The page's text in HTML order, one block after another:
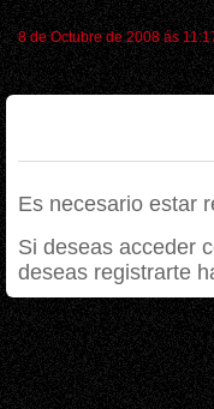
8 de Octubre de 2008 ás
Es necesario estar
Si deseas acceder
deseas registrarte